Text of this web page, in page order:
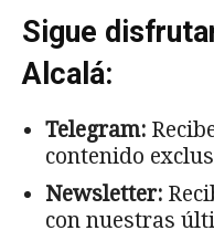
Sigue
Alcalá:
Telegram:
contenido
Newsletter:
con nuestras